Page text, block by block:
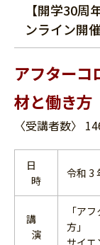
【開学30
ンライン開催
アフターコ
材と働き方
〈受講者数〉
日
時
令和 3
講
演
「ア
方」
サイ